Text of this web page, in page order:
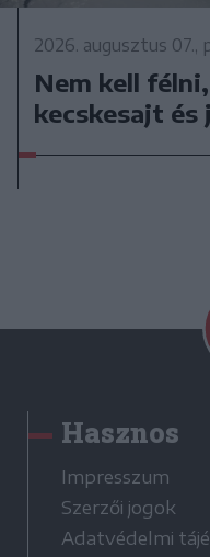
2026. augusztus 07.,
Nem kell
kecskesajt
Hasznos
Impresszum
Szerzői jogok
Adatvédelmi